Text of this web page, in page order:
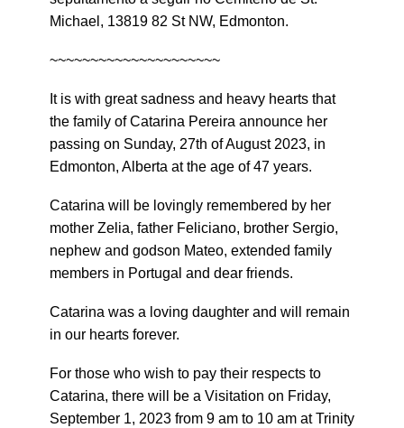
Michael, 13819 82 St NW, Edmonton.
~~~~~~~~~~~~~~~~~~~~~
It is with great sadness and heavy hearts that
the family of Catarina Pereira announce her
passing on Sunday, 27th of August 2023, in
Edmonton, Alberta at the age of 47 years.
Catarina will be lovingly remembered by her
mother Zelia, father Feliciano, brother Sergio,
nephew and godson Mateo, extended family
members in Portugal and dear friends.
Catarina was a loving daughter and will remain
in our hearts forever.
For those who wish to pay their respects to
Catarina, there will be a Visitation on Friday,
September 1, 2023 from 9 am to 10 am at Trinity